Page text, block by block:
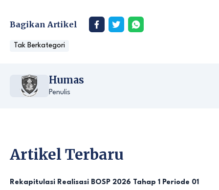
Bagikan Artikel
Tak Berkategori
Humas
Penulis
Artikel Terbaru
Rekapitulasi Realisasi BOSP 2026 Tahap 1 Periode 01